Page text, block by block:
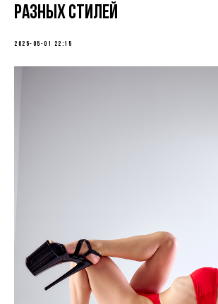
разных стилей
2025-05-01 22:15